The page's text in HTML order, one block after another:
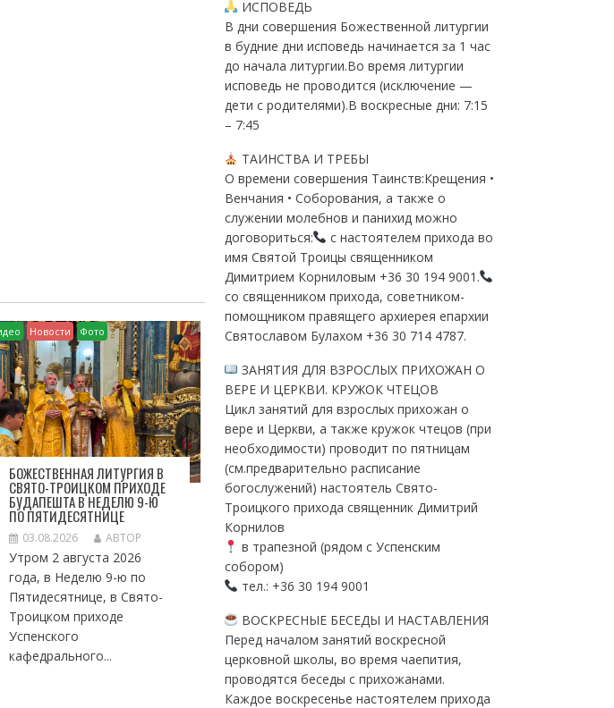
Новости Фото
БОЖЕСТВЕННАЯ ЛИТУРГИЯ В
СВЯТО-ТРОИЦКОМ ПРИХОДЕ
БУДАПЕШТА В НЕДЕЛЮ 9-Ю
ПО ПЯТИДЕСЯТНИЦЕ
03.08.2026 АВТОР
Утром 2 августа 2026
года, в Неделю 9-ю по
Пятидесятнице, в Свято-
Троицком приходе
Успенского
кафедрального...
ИСПОВЕДЬ
В дни совершения Божественной литургии
в будние дни исповедь начинается за 1 час
до начала литургии.Во время литургии
исповедь не проводится (исключение —
дети с родителями).В воскресные дни: 7:15
– 7:45
ТАИНСТВА И ТРЕБЫ
О времени совершения Таинств:Крещения •
Венчания • Соборования, а также о
служении молебнов и панихид можно
договориться:
с настоятелем прихода во
имя Святой Троицы священником
Димитрием Корниловым +36 30 194 9001.
со священником прихода, советником-
помощником правящего архиерея епархии
Святославом Булахом +36 30 714 4787.
ЗАНЯТИЯ ДЛЯ ВЗРОСЛЫХ ПРИХОЖАН О
ВЕРЕ И ЦЕРКВИ. КРУЖОК ЧТЕЦОВ
Цикл занятий для взрослых прихожан о
вере и Церкви, а также кружок чтецов (при
необходимости) проводит по пятницам
(см.предварительно расписание
богослужений) настоятель Свято-
Троицкого прихода священник Димитрий
Корнилов
в трапезной (рядом с Успенским
собором)
тел.: +36 30 194 9001
ВОСКРЕСНЫЕ БЕСЕДЫ И НАСТАВЛЕНИЯ
Перед началом занятий воскресной
церковной школы, во время чаепития,
проводятся беседы с прихожанами.
Каждое воскресенье настоятелем прихода